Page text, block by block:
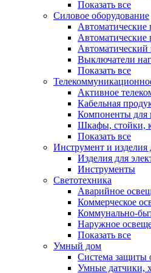
Показать все
Силовое оборудование
Автоматические
Выключатели
Показать все
Активное
Кабельная
Компоненты для
Шкафы, стойки,
Показать все
Инструмент и изделия
Изделия для
Инструменты
Светотехника
Аварийное
Коммерческое
Коммунально-
Наружное
Показать все
Умный дом
Система защиты
Умные датчики,